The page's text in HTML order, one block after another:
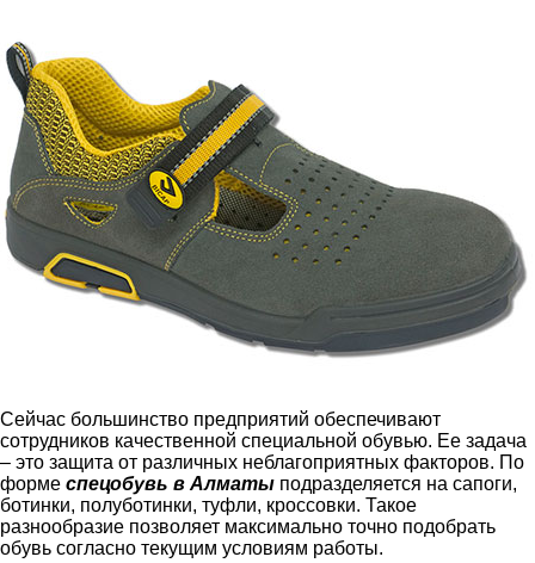
Сейчас большинство предприятий обеспечивают
сотрудников качественной специальной обувью. Ее задача
– это защита от различных неблагоприятных факторов. По
форме спецобувь в Алматы подразделяется на сапоги,
ботинки, полуботинки, туфли, кроссовки. Такое
разнообразие позволяет максимально точно подобрать
обувь согласно текущим условиям работы.